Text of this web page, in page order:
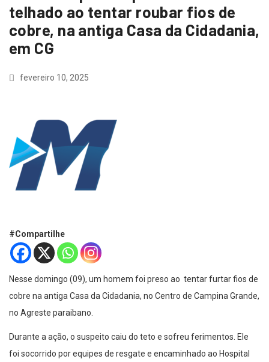
telhado ao tentar roubar fios de
cobre, na antiga Casa da Cidadania,
em CG
fevereiro 10, 2025
#Compartilhe
Nesse domingo (09), um homem foi preso ao tentar furtar fios de
cobre na antiga Casa da Cidadania, no Centro de Campina Grande,
no Agreste paraibano.
Durante a ação, o suspeito caiu do teto e sofreu ferimentos. Ele
foi socorrido por equipes de resgate e encaminhado ao Hospital